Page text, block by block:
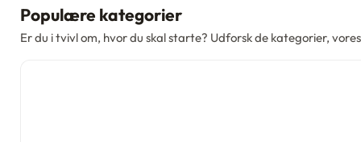
Populære kategorier
Er du i tvivl om, hvor du skal starte? Udforsk de kategorier,